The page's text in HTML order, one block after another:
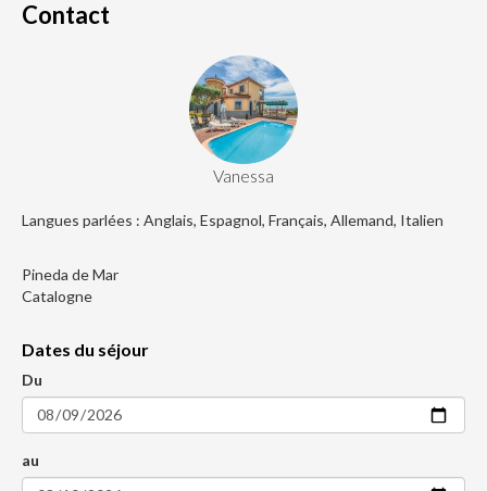
Contact
Vanessa
Langues parlées : Anglais, Espagnol, Français, Allemand, Italien
Pineda de Mar
Catalogne
Dates du séjour
Du
au